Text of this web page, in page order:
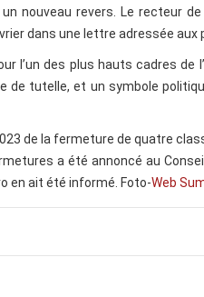
nouveau revers. Le recteur
dans une lettre adressée aux
l’un des plus hauts cadres
de tutelle, et un symbole
de la fermeture de quatre
a été annoncé au
en ait été informé. Foto-Web